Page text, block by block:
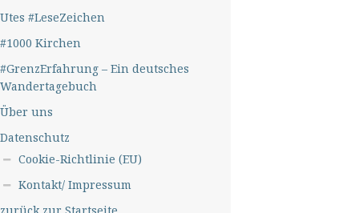
Utes #LeseZeichen
#1000 Kirchen
#GrenzErfahrung – Ein deutsches
Wandertagebuch
Über uns
Datenschutz
Cookie-Richtlinie (EU)
Kontakt/ Impressum